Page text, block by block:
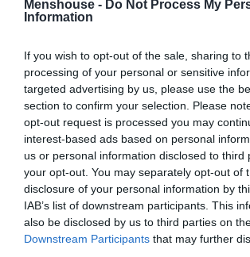
Menshouse - Do Not Process My
Information
If you wish to opt-out of the sale, sharing to
processing of your personal or sensitive
targeted advertising by us, please use the
section to confirm your selection. Please
opt-out request is processed you may
interest-based ads based on personal
us or personal information disclosed to third
your opt-out. You may separately opt-out of
disclosure of your personal information by
IAB’s list of downstream participants. This
also be disclosed by us to third parties on
Downstream Participants that may further
στον τελικό του τελευταίου Eurobasket.